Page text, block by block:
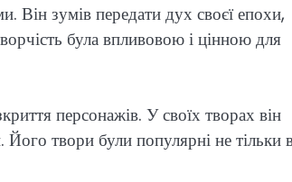
Він зумів передати дух своєї епохи,
була впливовою і цінною для
персонажів. У своїх творах він
Його твори були популярні не тільки